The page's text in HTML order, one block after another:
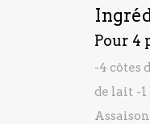
Pour 4
-4 côtes
de lait -